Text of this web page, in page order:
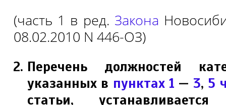
(часть 1 в ред. Закона
08.02.2010 N 446-ОЗ)
Перечень должностей
указанных в пунктах 1 — 3, 5
статьи, устанавливается